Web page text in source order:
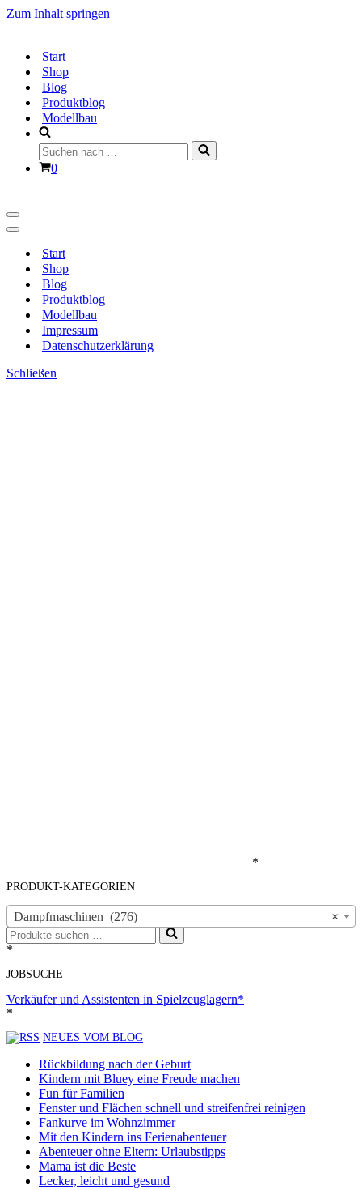
Zum Inhalt springen
Start
Shop
Blog
Produktblog
Modellbau
Suchen
nach …
Warenkorb
0
Navigationsmenü
Navigationsmenü
Start
Shop
Blog
Produktblog
Modellbau
Impressum
Datenschutzerklärung
Schließen
*
PRODUKT-KATEGORIEN
×
Dampfmaschinen (276)
Suchen
nach …
*
JOBSUCHE
Verkäufer und Assistenten in Spielzeuglagern*
*
NEUES VOM BLOG
Rückbildung nach der Geburt
Kindern mit Bluey eine Freude machen
Fun für Familien
Fenster und Flächen schnell und streifenfrei reinigen
Fankurve im Wohnzimmer
Mit den Kindern ins Ferienabenteuer
Abenteuer ohne Eltern: Urlaubstipps
Mama ist die Beste
Lecker, leicht und gesund